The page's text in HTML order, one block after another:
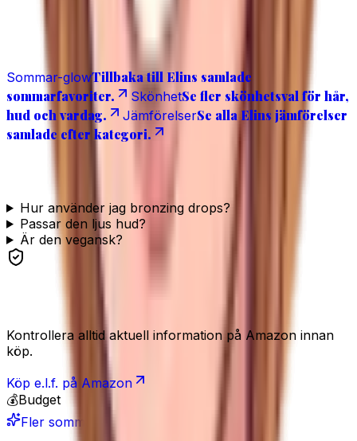
Relaterat
Sommar-glowTillbaka till Elins samlade
sommarfavoriter.
SkönhetSe fler skönhetsval för hår,
hud och vardag.
JämförelserSe alla Elins jämförelser
samlade efter kategori.
Vanliga frågor
Hur använder jag bronzing drops?
Passar den ljus hud?
Är den vegansk?
Se produkten
Kontrollera alltid aktuell information på Amazon innan
köp.
Köp e.l.f. på Amazon
💰Budget
Fler sommarfavoriter